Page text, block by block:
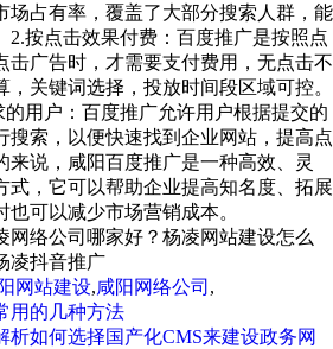
场占有率，覆盖了大部分搜索人群，能
2.按点击效果付费：百度推广是按照点
击广告时，才需要支付费用，无点击不
关键词选择，投放时间段区域可控。
用户：百度推广允许用户根据提交的
搜索，以便快速找到企业网站，提高点
来说，咸阳百度推广是一种高效、灵
式，它可以帮助企业提高知名度、拓展
可以减少市场营销成本。
网络公司哪家好？杨凌网站建设怎么
凌抖音推广
网站建设,咸阳网络公司 ,
用的几种方法
析如何选择国产化CMS来建设政务网